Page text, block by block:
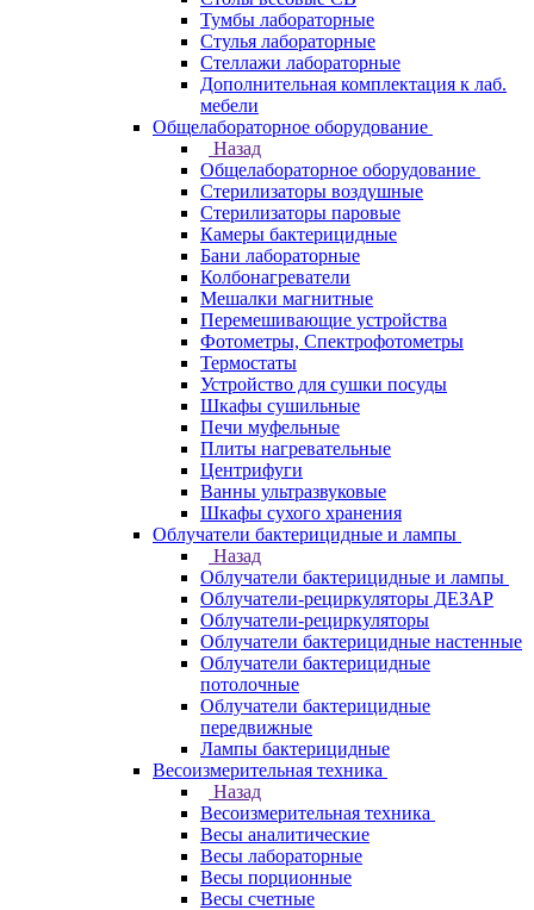
Тумбы лабораторные
Стулья лабораторные
Стеллажи лабораторные
Дополнительная комплектация к лаб.
мебели
Общелабораторное оборудование
Назад
Общелабораторное оборудование
Стерилизаторы воздушные
Стерилизаторы паровые
Камеры бактерицидные
Бани лабораторные
Колбонагреватели
Мешалки магнитные
Перемешивающие устройства
Фотометры, Спектрофотометры
Термостаты
Устройство для сушки посуды
Шкафы сушильные
Печи муфельные
Плиты нагревательные
Центрифуги
Ванны ультразвуковые
Шкафы сухого хранения
Облучатели бактерицидные и лампы
Назад
Облучатели бактерицидные и лампы
Облучатели-рециркуляторы ДЕЗАР
Облучатели-рециркуляторы
Облучатели бактерицидные настенные
Облучатели бактерицидные
потолочные
Облучатели бактерицидные
передвижные
Лампы бактерицидные
Весоизмерительная техника
Назад
Весоизмерительная техника
Весы аналитические
Весы лабораторные
Весы порционные
Весы счетные